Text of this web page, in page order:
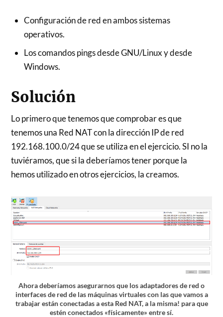
Configuración de red en ambos sistemas
operativos.
Los comandos pings desde GNU/Linux y desde
Windows.
Solución
Lo primero que tenemos que comprobar es que
tenemos una Red NAT con la dirección IP de red
192.168.100.0/24 que se utiliza en el ejercicio. SI no la
tuviéramos, que si la deberíamos tener porque la
hemos utilizado en otros ejercicios, la creamos.
Ahora deberíamos asegurarnos que los adaptadores de red o
interfaces de red de las máquinas virtuales con las que vamos a
trabajar están conectadas a esta Red NAT, a la misma! para que
estén conectados «físicamente» entre sí.